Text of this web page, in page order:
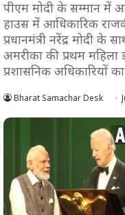
पीएम मोदी के सम्मान में
हाउस में आधिकारिक
प्रधानमंत्री नरेंद्र मोदी के
अमरीका की प्रथम
प्रशासनिक अधिकारियों
Bharat Samachar Desk